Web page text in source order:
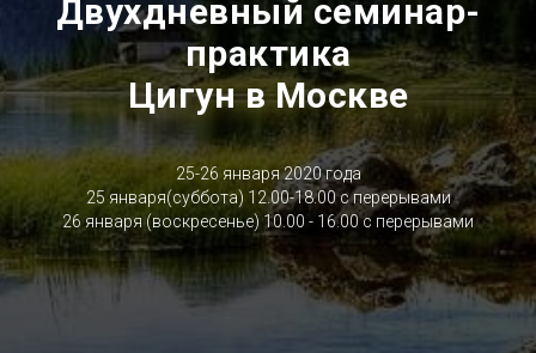
Двухдневный семинар-
практика
Цигун в Москве
25-26 января 2020 года
25 января(суббота) 12.00-18.00 с перерывами
26 января (воскресенье) 10.00 - 16.00 с перерывами